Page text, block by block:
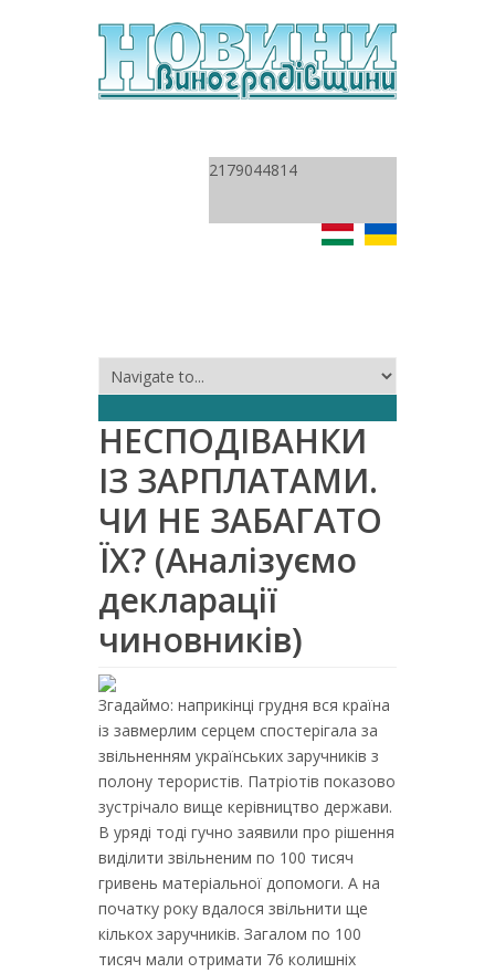
2179044814
НЕСПОДІВАНКИ
ІЗ ЗАРПЛАТАМИ.
ЧИ НЕ ЗАБАГАТО
ЇХ? (Аналізуємо
декларації
чиновників)
Згадаймо: наприкінці грудня вся країна
із завмерлим серцем спостерігала за
звільненням українських заручників з
полону терористів. Патріотів показово
зустрічало вище керівництво держави.
В уряді тоді гучно заявили про рішення
виділити звільненим по 100 тисяч
гривень матеріальної допомоги. А на
початку року вдалося звільнити ще
кількох заручників. Загалом по 100
тисяч мали отримати 76 колишніх